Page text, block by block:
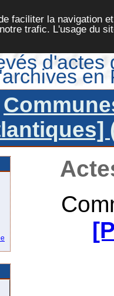
faciliter la navigation
trafic. L'usage du
d'actes
en